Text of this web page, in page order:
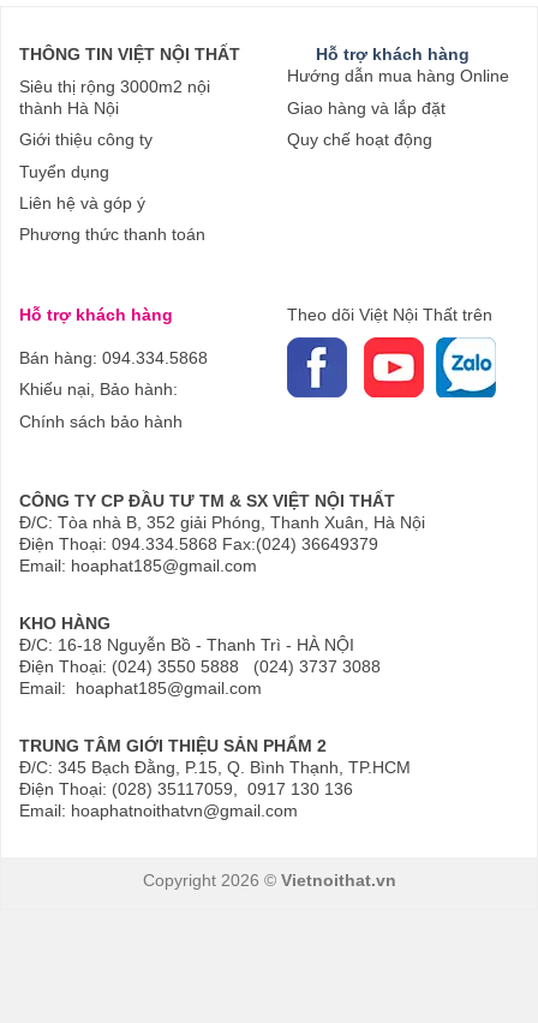
THÔNG TIN VIỆT NỘI THẤT
Siêu thị rộng 3000m2 nội
thành Hà Nội
Giới thiệu công ty
Tuyển dụng
Liên hệ và góp ý
Phương thức thanh toán
Hỗ trợ khách hàng
Hướng dẫn mua hàng Online
Giao hàng và lắp đặt
Quy chế hoạt động
Hỗ trợ khách hàng
Bán hàng: 094.334.5868
Khiếu nại, Bảo hành:
Chính sách bảo hành
Theo dõi Việt Nội Thất trên
CÔNG TY CP ĐẦU TƯ TM & SX VIỆT NỘI THẤT
Đ/C: Tòa nhà B, 352 giải Phóng, Thanh Xuân, Hà Nội
Điện Thoại: 094.334.5868 Fax:(024) 36649379
Email: hoaphat185@gmail.com
KHO HÀNG
Đ/C: 16-18 Nguyễn Bồ - Thanh Trì - HÀ NỘI
Điện Thoại: (024) 3550 5888 (024) 3737 3088
Email: hoaphat185@gmail.com
TRUNG TÂM GIỚI THIỆU SẢN PHẨM 2
Đ/C: 345 Bạch Đằng, P.15, Q. Bình Thạnh, TP.HCM
Điện Thoại: (028) 35117059, 0917 130 136
Email: hoaphatnoithatvn@gmail.com
Copyright 2026 © Vietnoithat.vn